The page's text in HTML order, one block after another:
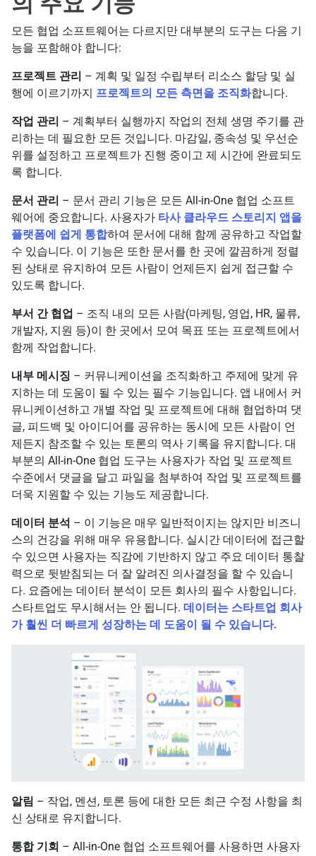
모든 협업 소프트웨어는 다르지만 대부분의 도구는 다음 기
능을 포함해야 합니다:
프로젝트 관리 – 계획 및 일정 수립부터 리소스 할당 및 실
행에 이르기까지 프로젝트의 모든 측면을 조직화합니다.
작업 관리 – 계획부터 실행까지 작업의 전체 생명 주기를 관
리하는 데 필요한 모든 것입니다. 마감일, 종속성 및 우선순
위를 설정하고 프로젝트가 진행 중이고 제 시간에 완료되도
록 합니다.
문서 관리 – 문서 관리 기능은 모든 All-in-One 협업 소프트
웨어에 중요합니다. 사용자가 타사 클라우드 스토리지 앱을
플랫폼에 쉽게 통합하여 문서에 대해 함께 공유하고 작업할
수 있습니다. 이 기능은 또한 문서를 한 곳에 깔끔하게 정렬
된 상태로 유지하여 모든 사람이 언제든지 쉽게 접근할 수
있도록 합니다.
부서 간 협업 – 조직 내의 모든 사람(마케팅, 영업, HR, 물류,
개발자, 지원 등)이 한 곳에서 모여 목표 또는 프로젝트에서
함께 작업합니다.
내부 메시징 – 커뮤니케이션을 조직화하고 주제에 맞게 유
지하는 데 도움이 될 수 있는 필수 기능입니다. 앱 내에서 커
뮤니케이션하고 개별 작업 및 프로젝트에 대해 협업하며 댓
글, 피드백 및 아이디어를 공유하는 동시에 모든 사람이 언
제든지 참조할 수 있는 토론의 역사 기록을 유지합니다. 대
부분의 All-in-One 협업 도구는 사용자가 작업 및 프로젝트
수준에서 댓글을 달고 파일을 첨부하여 작업 및 프로젝트를
더욱 지원할 수 있는 기능도 제공합니다.
데이터 분석 – 이 기능은 매우 일반적이지는 않지만 비즈니
스의 건강을 위해 매우 유용합니다. 실시간 데이터에 접근할
수 있으면 사용자는 직감에 기반하지 않고 주요 데이터 통찰
력으로 뒷받침되는 더 잘 알려진 의사결정을 할 수 있습니
다. 요즘에는 데이터 분석이 모든 회사의 필수 사항입니다.
스타트업도 무시해서는 안 됩니다. 데이터는 스타트업 회사
가 훨씬 더 빠르게 성장하는 데 도움이 될 수 있습니다.
알림 – 작업, 멘션, 토론 등에 대한 모든 최근 수정 사항을 최
신 상태로 유지합니다.
통합 기회 – All-in-One 협업 소프트웨어를 사용하면 사용자